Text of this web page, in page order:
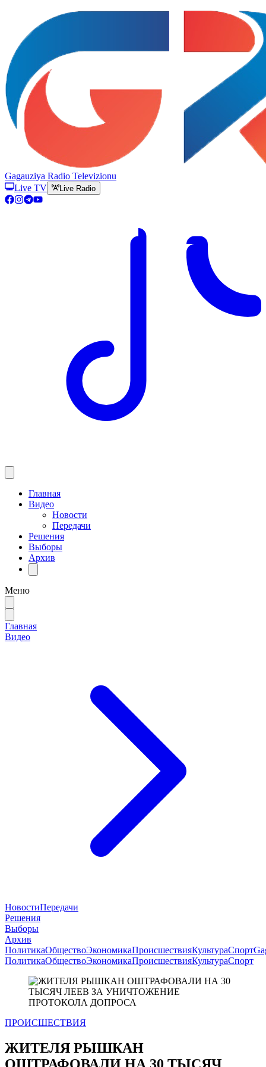
Gagauziya Radio Televizionu
Live TV
Live Radio
Главная
Видео
Новости
Передачи
Решения
Выборы
Архив
Меню
Главная
Видео
НовостиПередачи
Решения
Выборы
Архив
ПолитикаОбществоЭкономикаПроисшествияКультураСпорт
ПолитикаОбществоЭкономикаПроисшествияКультураСпорт
ПРОИСШЕСТВИЯ
ЖИТЕЛЯ РЫШКАН